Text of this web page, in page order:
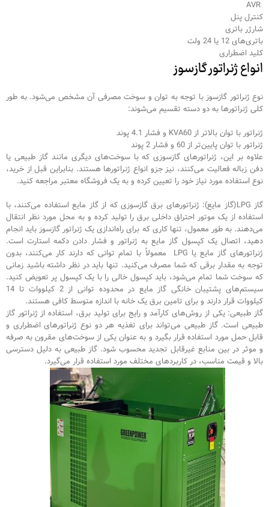
کنترل پنل
شارژر باتری
باتری‌های 12 یا 24 ولت
کلید اضطراری
انواع ژنراتور گازسوز
نوع ژنراتور گازسوز با توجه به توان و سوخت مصرفی آن مشخص می‌شود. به طور
کلی ژنراتورها به دو دسته تقسیم می‌شوند:
ژنراتور با توان بالاتر از KVA60 و فشار 4.1 پوند
ژنراتور با توان پایین‌تر از 60 و فشار 2 پوند
علاوه بر این، ژنراتورهای گازسوزی که با سوخت‌های دیگری مانند گاز طبیعی یا
دفن زباله فعالیت می‌کنند، نیز جزو انواع ژنراتورها هستند. بنابراین قبل از خرید،
نوع استفاده مورد نیاز خود را تعیین کرده و به یک فروشگاه معتبر مراجعه کنید.
گاز LPG(گاز مایع): ژنراتورهای برق گازسوزی که از گاز مایع استفاده می‌کنند، با
استفاده از یک موتور احتراق داخلی برق را تولید کرده و به محل مورد نظر انتقال
می‌دهند. به طور معمول، تنها کاری که برای راه‌اندازی یک ژنراتور گازسوز باید انجام
دهید، اتصال یک کپسول گاز مایع به ژنراتور و فشار دادن دکمه استارت است.
ژنراتورهای گاز مایع یا LPG معمولاً با تمام توانی که دارند کار می‌کنند، بدون
توجه به مقدار برقی که شما مصرف می‌کنید. تنها باید در نظر داشته باشید زمانی
که سوخت شما تمام می‌شود، باید کپسول خالی را با یک کپسول پر تعویض کنید.
سیستم‌های پشتیبان خانگی گاز مایع در محدوده توانی از 2 کیلووات تا 14
کیلووات قرار دارند و برای تامین برق یک خانه با اندازه متوسط کافی هستند.
گاز طبیعی: یکی از روش‌های کارآمد و رایج برای تولید برق، استفاده از ژنراتور گاز
طبیعی است. گاز طبیعی می‌تواند برای تغذیه هر دو نوع ژنراتورهای اضطراری و
قابل حمل مورد استفاده قرار بگیرد و به عنوان یکی از سوخت‌های مقرون به صرفه
و موثر در بین منابع غیرقابل تجدید محسوب شود. گاز طبیعی به دلیل دسترسی
بالا و قیمت مناسب، در کاربردهای مختلف مورد استفاده قرار می‌گیرد.